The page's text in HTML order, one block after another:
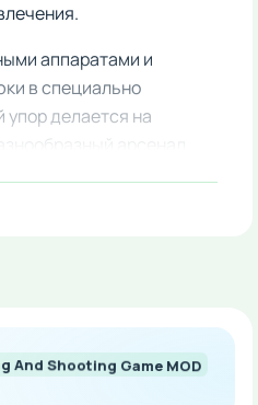
аппаратами и
в специально
делается на
And Shooting Game MOD